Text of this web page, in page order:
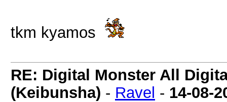
tkm kyamos
RE: Digital Monster All
(Keibunsha) - Ravel - 14-08-